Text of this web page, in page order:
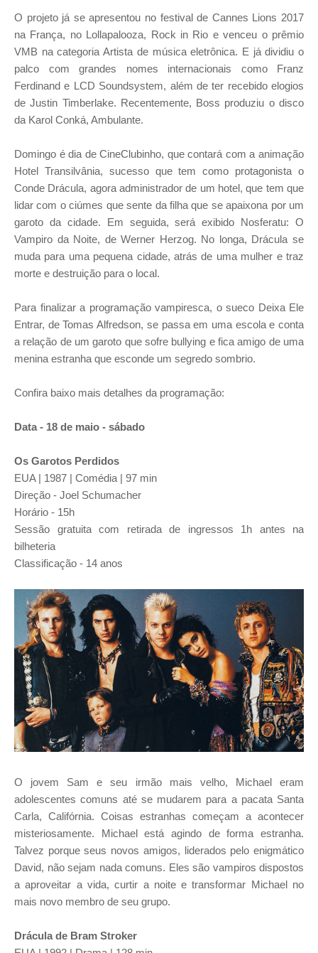
O projeto já se apresentou no festival de Cannes Lions 2017
na França, no Lollapalooza, Rock in Rio e venceu o prêmio
VMB na categoria Artista de música eletrônica. E já dividiu o
palco com grandes nomes internacionais como Franz
Ferdinand e LCD Soundsystem, além de ter recebido elogios
de Justin Timberlake. Recentemente, Boss produziu o disco
da Karol Conká, Ambulante.
Domingo é dia de CineClubinho, que contará com a animação
Hotel Transilvânia, sucesso que tem como protagonista o
Conde Drácula, agora administrador de um hotel, que tem que
lidar com o ciúmes que sente da filha que se apaixona por um
garoto da cidade. Em seguida, será exibido Nosferatu: O
Vampiro da Noite, de Werner Herzog. No longa, Drácula se
muda para uma pequena cidade, atrás de uma mulher e traz
morte e destruição para o local.
Para finalizar a programação vampiresca, o sueco Deixa Ele
Entrar, de Tomas Alfredson, se passa em uma escola e conta
a relação de um garoto que sofre bullying e fica amigo de uma
menina estranha que esconde um segredo sombrio.
Confira baixo mais detalhes da programação:
Data - 18 de maio - sábado
Os Garotos Perdidos
EUA | 1987 | Comédia | 97 min
Direção - Joel Schumacher
Horário - 15h
Sessão gratuita com retirada de ingressos 1h antes na
bilheteria
Classificação - 14 anos
O jovem Sam e seu irmão mais velho, Michael eram
adolescentes comuns até se mudarem para a pacata Santa
Carla, Califórnia. Coisas estranhas começam a acontecer
misteriosamente. Michael está agindo de forma estranha.
Talvez porque seus novos amigos, liderados pelo enigmático
David, não sejam nada comuns. Eles são vampiros dispostos
a aproveitar a vida, curtir a noite e transformar Michael no
mais novo membro de seu grupo.
Drácula de Bram Stroker